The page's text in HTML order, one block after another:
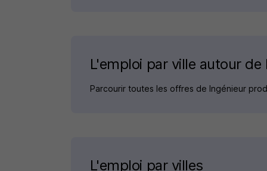
L'emploi par ville autour de
Parcourir toutes les offres de Ingénieur
L'emploi par villes